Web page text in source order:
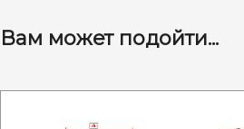
Вам может подойти...